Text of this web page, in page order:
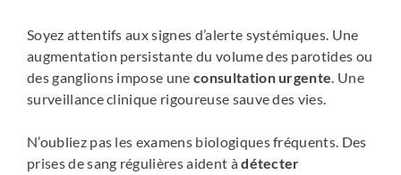
Soyez attentifs aux signes d’alerte systémiques. Une
augmentation persistante du volume des parotides ou
des ganglions impose uneconsultation urgente. Une
surveillance clinique rigoureuse sauve des vies.
N’oubliez pas les examens biologiques fréquents. Des
prises de sang régulières aident àdétecter